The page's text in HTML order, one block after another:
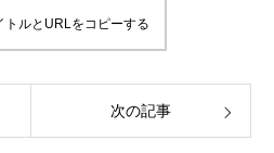
トルとURLをコピーする
次の記事